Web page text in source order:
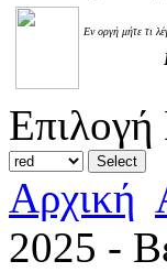
Εν οργή μήτε τι
Αρχική
2025 -